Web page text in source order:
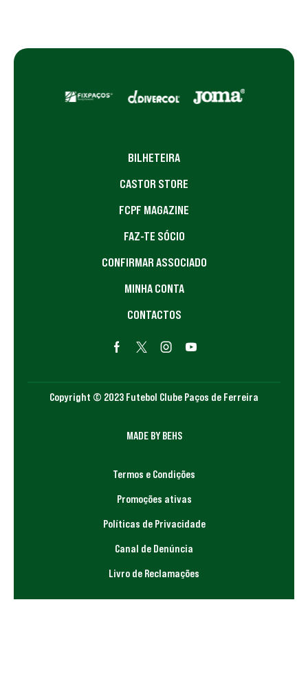
BILHETEIRA
CASTOR STORE
FCPF MAGAZINE
FAZ-TE SÓCIO
CONFIRMAR ASSOCIADO
MINHA CONTA
CONTACTOS
Copyright © 2023 Futebol Clube Paços de Ferreira
MADE BY BEHS
Termos e Condições
Promoções ativas
Políticas de Privacidade
Canal de Denúncia
Livro de Reclamações